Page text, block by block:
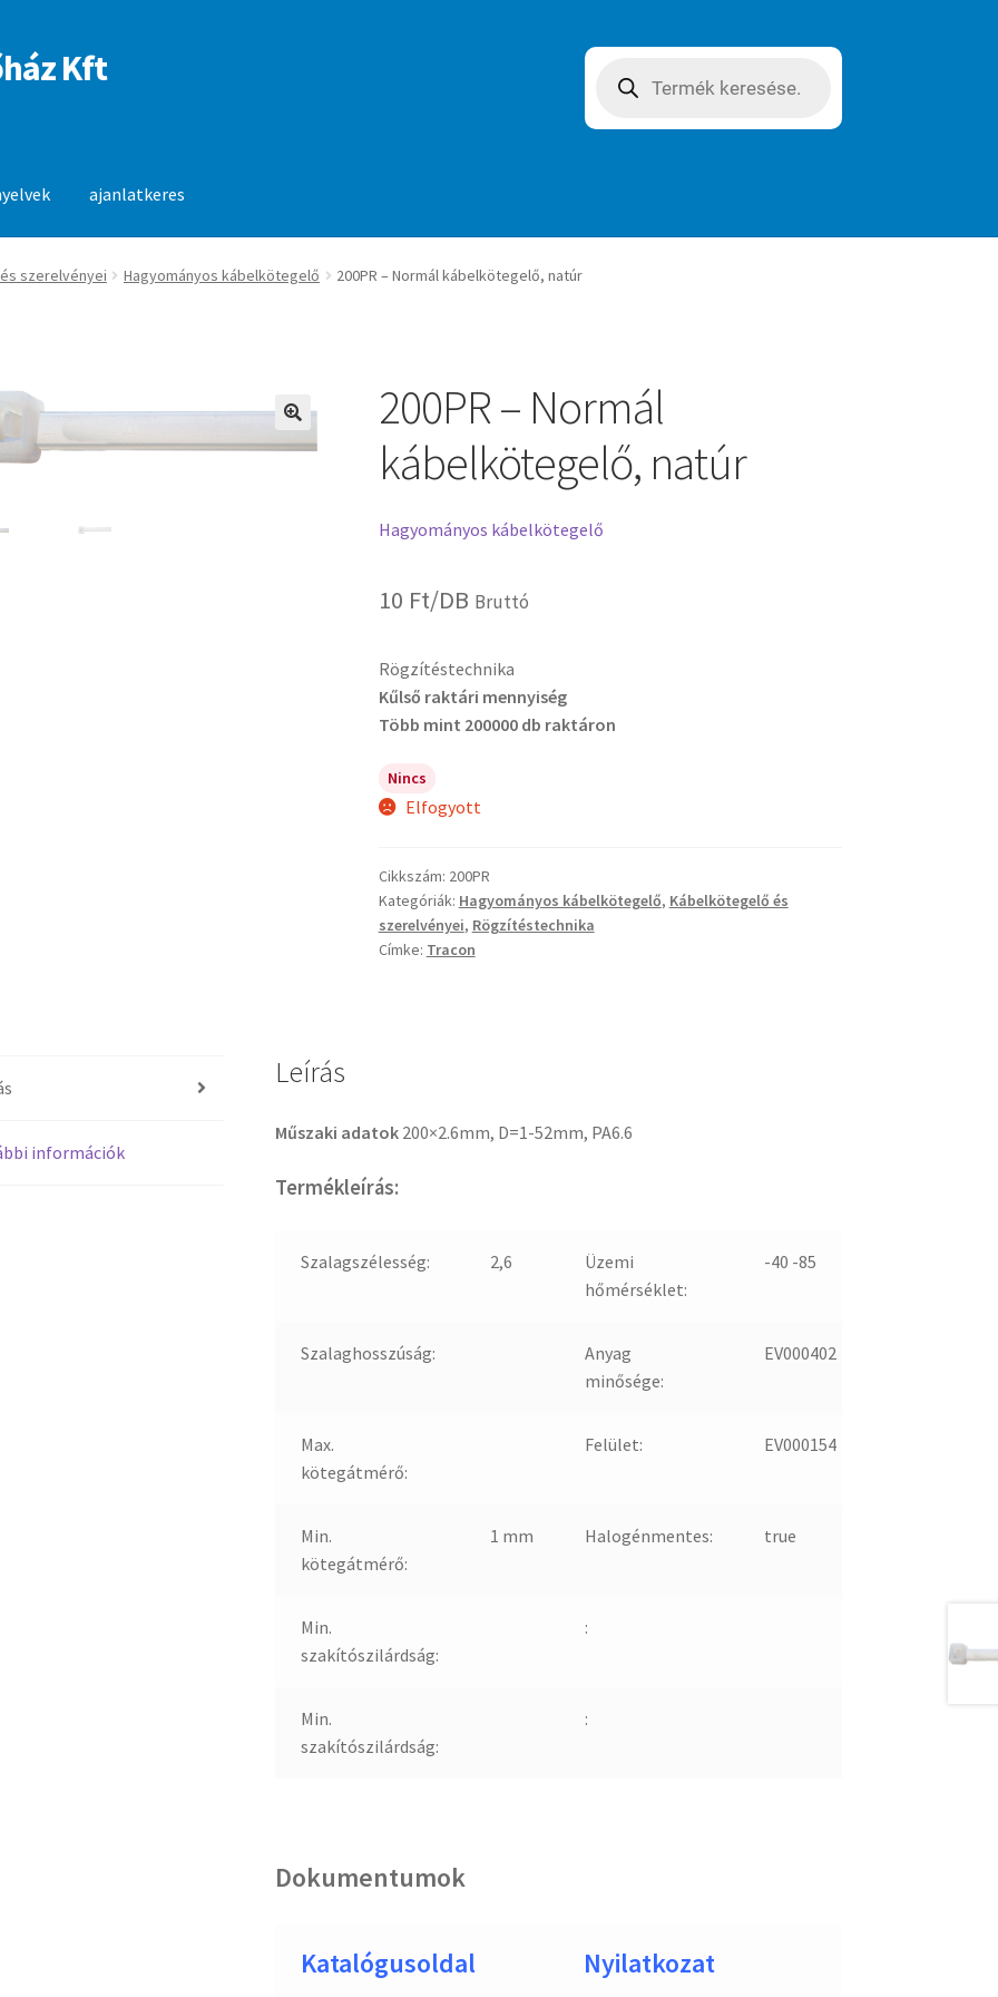
Kft search
ajanlatkeres
szerelvényei Hagyományos kábelkötegelő 200PR – Normál kábelkötegelő, natúr
🔍
200PR – Normál
kábelkötegelő, natúr
Hagyományos kábelkötegelő
10 Ft/DB Bruttó
Rögzítéstechnika
Kűlső raktári mennyiség
Több mint 200000 db raktáron
Nincs
Elfogyott
Cikkszám: 200PR
Kategóriák: Hagyományos kábelkötegelő, Kábelkötegelő és
szerelvényei, Rögzítéstechnika
Címke: Tracon
információk
Leírás
Műszaki adatok 200×2.6mm, D=1-52mm, PA6.6
Termékleírás:
Szalagszélesség: 2,6
Üzemi
hőmérséklet:
-40 -85
Szalaghosszúság:
Anyag
minősége:
EV000402
Max.
kötegátmérő:
Felület: EV000154
Min.
kötegátmérő:
1 mm Halogénmentes: true
Min.
szakítószilárdság:
:
Min.
szakítószilárdság:
:
Dokumentumok
Katalógusoldal Nyilatkozat